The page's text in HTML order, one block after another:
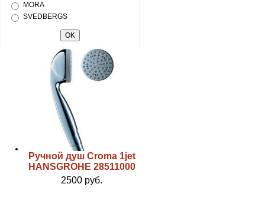
MORA
SVEDBERGS
Ручной душ Croma 1jet
HANSGROHE 28511000
2500 руб.